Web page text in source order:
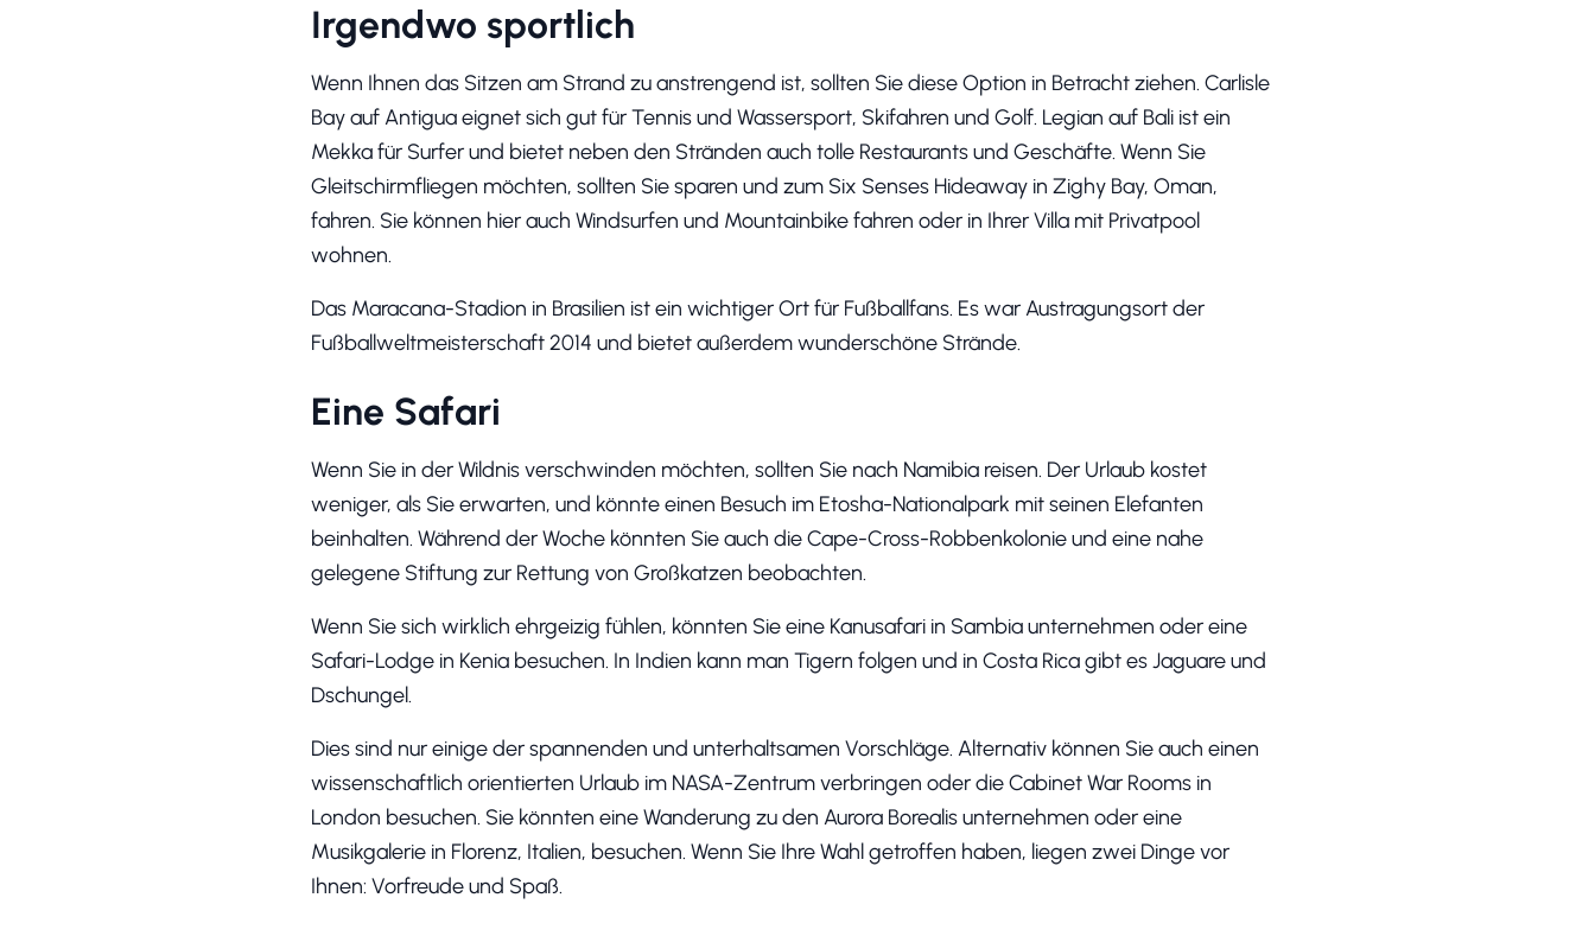
Irgendwo sportlich
Wenn Ihnen das Sitzen am Strand zu anstrengend ist, sollten Sie diese Option in Betracht ziehen. Carlisle
Bay auf Antigua eignet sich gut für Tennis und Wassersport, Skifahren und Golf. Legian auf Bali ist ein
Mekka für Surfer und bietet neben den Stränden auch tolle Restaurants und Geschäfte. Wenn Sie
Gleitschirmfliegen möchten, sollten Sie sparen und zum Six Senses Hideaway in Zighy Bay, Oman,
fahren. Sie können hier auch Windsurfen und Mountainbike fahren oder in Ihrer Villa mit Privatpool
wohnen.
Das Maracana-Stadion in Brasilien ist ein wichtiger Ort für Fußballfans. Es war Austragungsort der
Fußballweltmeisterschaft 2014 und bietet außerdem wunderschöne Strände.
Eine Safari
Wenn Sie in der Wildnis verschwinden möchten, sollten Sie nach Namibia reisen. Der Urlaub kostet
weniger, als Sie erwarten, und könnte einen Besuch im Etosha-Nationalpark mit seinen Elefanten
beinhalten. Während der Woche könnten Sie auch die Cape-Cross-Robbenkolonie und eine nahe
gelegene Stiftung zur Rettung von Großkatzen beobachten.
Wenn Sie sich wirklich ehrgeizig fühlen, könnten Sie eine Kanusafari in Sambia unternehmen oder eine
Safari-Lodge in Kenia besuchen. In Indien kann man Tigern folgen und in Costa Rica gibt es Jaguare und
Dschungel.
Dies sind nur einige der spannenden und unterhaltsamen Vorschläge. Alternativ können Sie auch einen
wissenschaftlich orientierten Urlaub im NASA-Zentrum verbringen oder die Cabinet War Rooms in
London besuchen. Sie könnten eine Wanderung zu den Aurora Borealis unternehmen oder eine
Musikgalerie in Florenz, Italien, besuchen. Wenn Sie Ihre Wahl getroffen haben, liegen zwei Dinge vor
Ihnen: Vorfreude und Spaß.